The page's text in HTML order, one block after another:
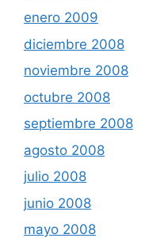
enero 2009
diciembre 2008
noviembre 2008
octubre 2008
septiembre 2008
agosto 2008
julio 2008
junio 2008
mayo 2008